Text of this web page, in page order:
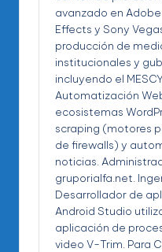
avanzado en
Effects y Sony
producción de
institucionales y
incluyendo el
Automatización
ecosistemas
scraping (motores
de firewalls) y
noticias.
gruporialfa.net.
Desarrollador de
Android Studio
aplicación de
video V-Trim. Para